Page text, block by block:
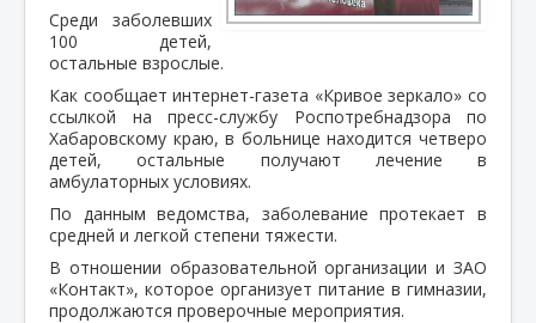
Среди заболевших
100 детей,
остальные взрослые.
Как сообщает интернет-газета «Кривое зеркало» со
ссылкой на пресс-службу Роспотребнадзора по
Хабаровскому краю, в больнице находится четверо
детей, остальные получают лечение в
амбулаторных условиях.
По данным ведомства, заболевание протекает в
средней и легкой степени тяжести.
В отношении образовательной организации и ЗАО
«Контакт», которое организует питание в гимназии,
продолжаются проверочные мероприятия.